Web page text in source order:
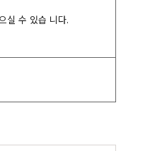
실 수 있습 니다.